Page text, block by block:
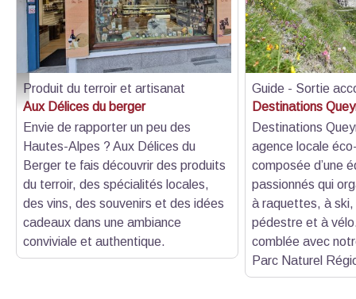
Aux Délices du berger_Guillestre
Produit du terroir et artisanat
Aux Délices du berger
Envie de rapporter un peu des
Hautes-Alpes ? Aux Délices du
Berger te fais découvrir des produits
du terroir, des spécialités locales,
des vins, des souvenirs et des idées
cadeaux dans une ambiance
conviviale et authentique.
Guide - Sortie
Destinations
Destinations
agence locale
composée d’une
passionnés qui
à raquettes, à ski,
pédestre et à
comblée avec
Parc Naturel